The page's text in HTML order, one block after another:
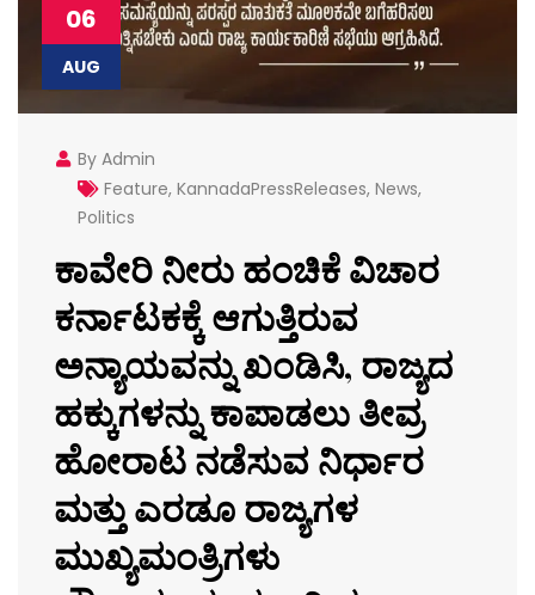
06
AUG
By Admin
Feature, KannadaPressReleases, News,
Politics
ಕಾವೇರಿ ನೀರು ಹಂಚಿಕೆ ವಿಚಾರ
ಕರ್ನಾಟಕಕ್ಕೆ ಆಗುತ್ತಿರುವ
ಅನ್ಯಾಯವನ್ನು ಖಂಡಿಸಿ, ರಾಜ್ಯದ
ಹಕ್ಕುಗಳನ್ನು ಕಾಪಾಡಲು ತೀವ್ರ
ಹೋರಾಟ ನಡೆಸುವ ನಿರ್ಧಾರ
ಮತ್ತು ಎರಡೂ ರಾಜ್ಯಗಳ
ಮುಖ್ಯಮಂತ್ರಿಗಳು